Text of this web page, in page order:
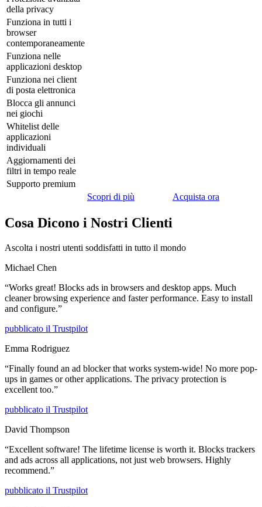
della privacy
Funziona in tutti i
browser
contemporaneamente
Funziona nelle
applicazioni desktop
Funziona nei client
di posta elettronica
Blocca gli annunci
nei giochi
Whitelist delle
applicazioni
individuali
Aggiornamenti dei
filtri in tempo reale
Supporto premium
Scopri di più
Acquista ora
Cosa Dicono i Nostri Clienti
Ascolta i nostri utenti soddisfatti in tutto il mondo
Michael Chen
“Works great! Blocks ads in browsers and desktop apps. Much
cleaner browsing experience and faster performance. Easy to install
and configure.”
pubblicato il Trustpilot
Emma Rodriguez
“Finally found an ad blocker that works system-wide! No more pop-
ups in games or other applications. The privacy protection is
excellent too.”
pubblicato il Trustpilot
David Thompson
“Excellent software! The lifetime license is worth it. Blocks trackers
and ads across all applications, not just web browsers. Highly
recommend.”
pubblicato il Trustpilot